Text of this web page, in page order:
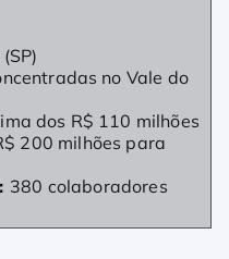
no Vale do
dos R$ 110 milhões
200 milhões para
380 colaboradores